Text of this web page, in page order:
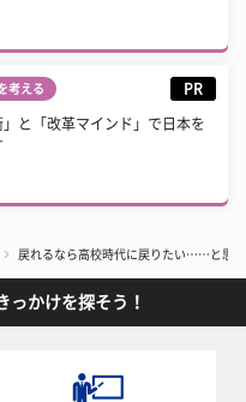
考える PR
」と「改革マインド」で日本を
戻れるなら高校時代に戻りたい……と思
っかけを探そう！